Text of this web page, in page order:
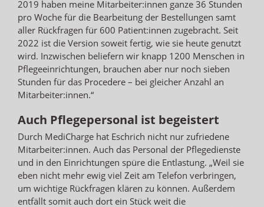
2019 haben meine Mitarbeiter:innen ganze 36 Stunden
pro Woche für die Bearbeitung der Bestellungen samt
aller Rückfragen für 600 Patient:innen zugebracht. Seit
2022 ist die Version soweit fertig, wie sie heute genutzt
wird. Inzwischen beliefern wir knapp 1200 Menschen in
Pflegeeinrichtungen, brauchen aber nur noch sieben
Stunden für das Procedere – bei gleicher Anzahl an
Mitarbeiter:innen.“
Auch Pflegepersonal ist begeistert
Durch MediCharge hat Eschrich nicht nur zufriedene
Mitarbeiter:innen. Auch das Personal der Pflegedienste
und in den Einrichtungen spüre die Entlastung. „Weil sie
eben nicht mehr ewig viel Zeit am Telefon verbringen,
um wichtige Rückfragen klären zu können. Außerdem
entfällt somit auch dort ein Stück weit die